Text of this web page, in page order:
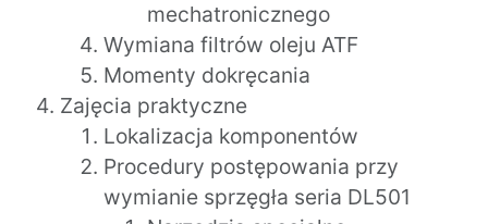
mechatronicznego
Wymiana filtrów oleju ATF
Momenty dokręcania
Zajęcia praktyczne
Lokalizacja komponentów
Procedury postępowania przy
wymianie sprzęgła seria DL501